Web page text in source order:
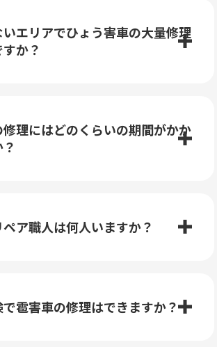
エリアでひょう害車の大量修理
か？
理にはどのくらいの期間がかか
ア職人は何人いますか？
雹害車の修理はできますか？